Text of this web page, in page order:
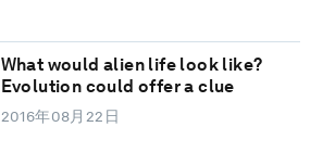
What would alien life look like?
Evolution could offer a clue
2016年08月22日